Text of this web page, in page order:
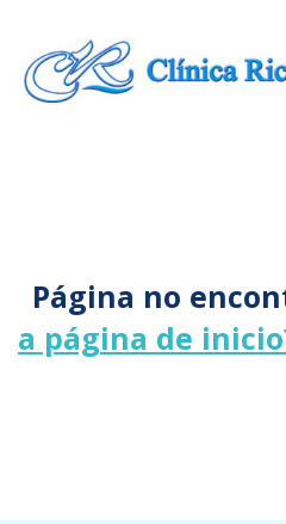
Página no
a página de